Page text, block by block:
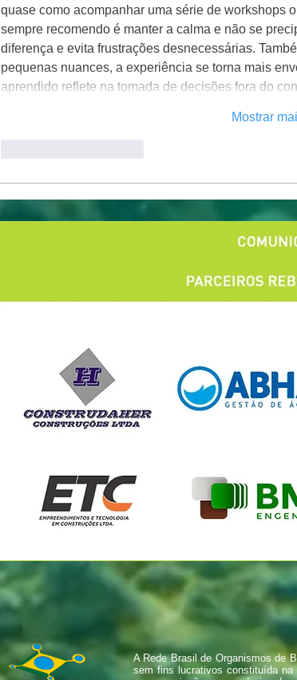
quase como acompanhar uma série de workshops
sempre recomendo é manter a calma e não se
diferença e evita frustrações desnecessárias.
pequenas nuances, a experiência se torna mais
aprendido reflete na tomada de decisões fora do
Mostrar
A Rede Brasil de Organismos de
sem fins lucrativos constituída